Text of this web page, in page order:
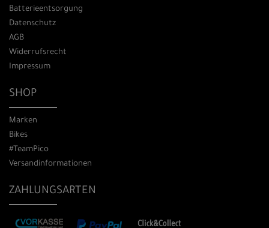
Batterieentsorgung
Datenschutz
AGB
Widerrufsrecht
Impressum
SHOP
Marken
Bikes
#TeamPico
Versandinformationen
ZAHLUNGSARTEN